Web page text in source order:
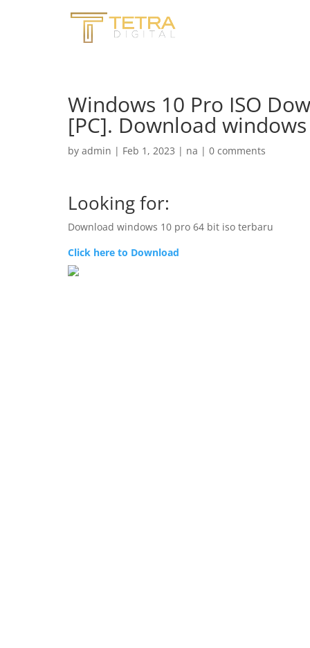
Windows 10 Pro ISO
[PC]. Download
by admin | Feb 1, 2023 | na | 0 comments
Looking for:
Download windows 10 pro 64 bit iso terbaru
Click here to Download